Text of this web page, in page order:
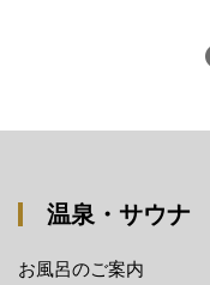
温泉・サウナ
お風呂のご案内